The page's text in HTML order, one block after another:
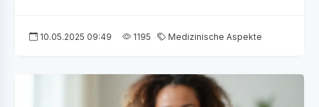
10.05.2025 09:49 1195 Medizinische Aspekte